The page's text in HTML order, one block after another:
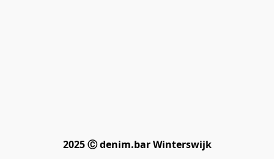
2025 Ⓒ denim.bar Winterswijk